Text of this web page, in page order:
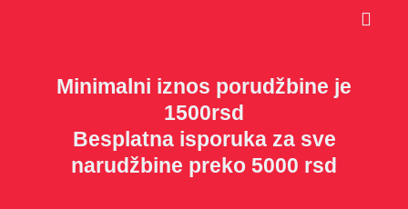
Cart
Minimalni iznos porudžbine je
1500rsd
Besplatna isporuka za sve
narudžbine preko 5000 rsd